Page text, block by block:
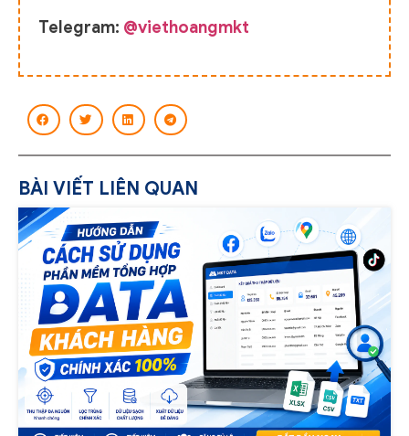
Telegram: @viethoangmkt
BÀI VIẾT LIÊN QUAN